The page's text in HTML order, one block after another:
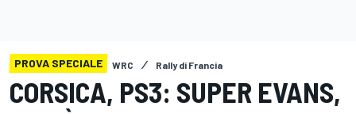
PROVA SPECIALE WRC Rally di Francia
CORSICA, PS3: SUPER EVANS,